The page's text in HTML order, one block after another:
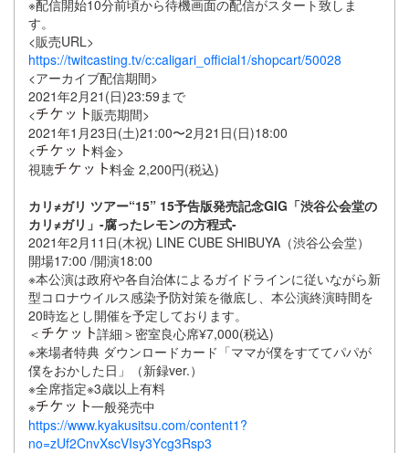
※配信開始10分前頃から待機画面の配信がスタート致しま
す。
<販売URL>
https://twitcasting.tv/c:caligari_official1/shopcart/50028
<アーカイブ配信期間>
2021年2月21(日)23:59まで
<
販売期間>
2021年1月23日(土)21:00〜2月21日(日)18:00
<
料金>
視聴
料金 2,200円(税込)
カリ≠ガリ ツアー“15” 15予告版発売記念GIG「渋谷公会堂の
カリ≠ガリ」-腐ったレモンの方程式-
2021年2月11日(木祝) LINE CUBE SHIBUYA（渋谷公会堂）
開場17:00 /開演18:00
※本公演は政府や各自治体によるガイドラインに従いながら新
型コロナウイルス感染予防対策を徹底し、本公演終演時間を
20時迄とし開催を予定しております。
＜
詳細＞密室良心席¥7,000(税込)
※来場者特典 ダウンロードカード「ママが僕をすててパパが
僕をおかした日」（新録ver.）
※全席指定※3歳以上有料
※
一般発売中
https://www.kyakusitsu.com/content1?
no=zUf2CnvXscVIsy3Ycg3Rsp3